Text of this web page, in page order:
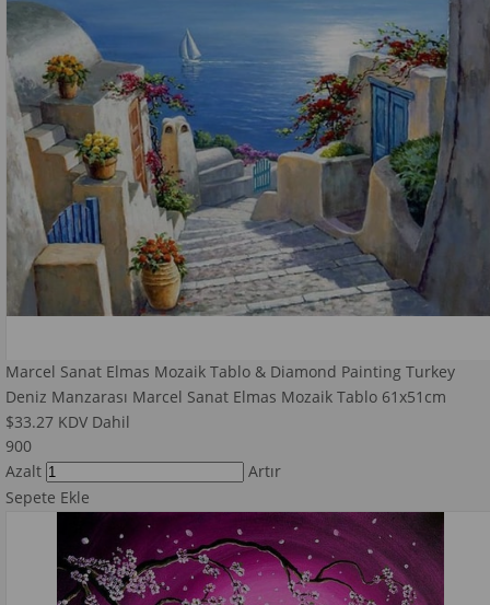
Marcel Sanat Elmas Mozaik Tablo & Diamond Painting Turkey
Deniz Manzarası Marcel Sanat Elmas Mozaik Tablo 61x51cm
$33.27 KDV Dahil
900
Azalt
Artır
Sepete Ekle